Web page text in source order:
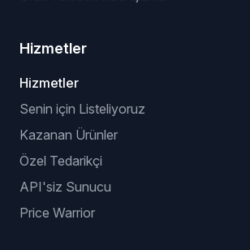
Hizmetler
Hizmetler
Senin için Listeliyoruz
Kazanan Ürünler
Özel Tedarikçi
API'siz Sunucu
Price Warrior